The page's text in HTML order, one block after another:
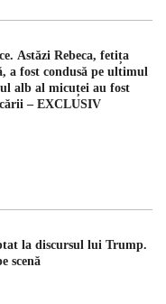
Astăzi Rebeca, fetița
a fost condusă pe ultimul
alb al micuței au fost
– EXCLUSIV
la discursul lui Trump.
scenă